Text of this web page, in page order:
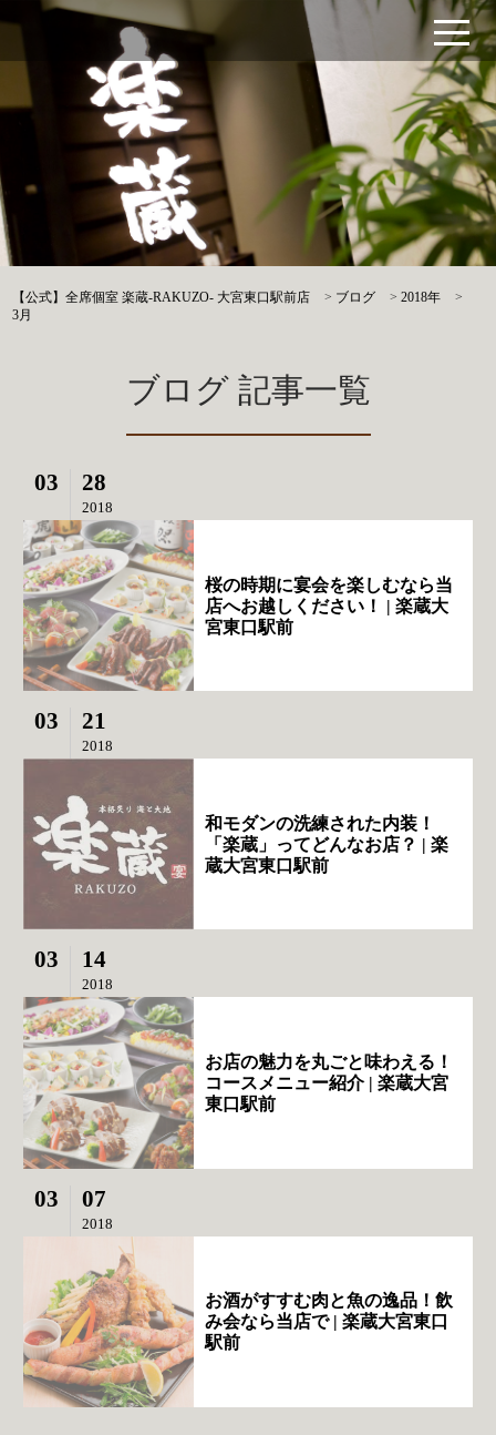
【公式】全席個室 楽蔵‐RAKUZO‐ 大宮東口駅前店 > ブログ >2018年
>
3月
ブログ 記事一覧
03 28
2018
桜の時期に宴会を楽しむなら当
店へお越しください！ | 楽蔵大
宮東口駅前
03 21
2018
和モダンの洗練された内装！
「楽蔵」ってどんなお店？ | 楽
蔵大宮東口駅前
03 14
2018
お店の魅力を丸ごと味わえる！
コースメニュー紹介 | 楽蔵大宮
東口駅前
03 07
2018
お酒がすすむ肉と魚の逸品！飲
み会なら当店で | 楽蔵大宮東口
駅前